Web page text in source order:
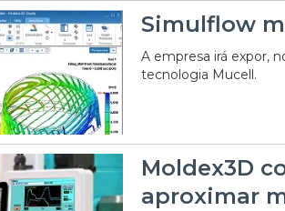
Simulflow
A empresa irá expor,
tecnologia Mucell.
Moldex3D
aproximar
20/07/2026